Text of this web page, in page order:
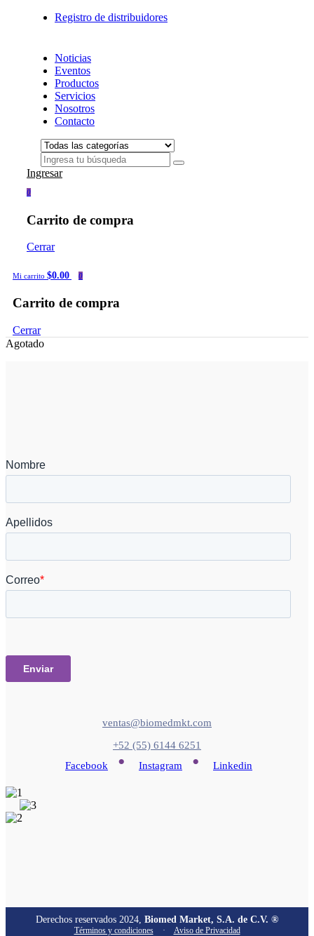
Registro de distribuidores
Noticias
Eventos
Productos
Servicios
Nosotros
Contacto
Ingresar
0
Carrito de compra
Cerrar
Mi carrito $0.00 0
Carrito de compra
Cerrar
Agotado
ventas@biomedmkt.com
+52 (55) 6144 6251
Facebook
• Instagram • Linkedin
Derechos reservados 2024, Biomed Market, S.A. de C.V. ®
Términos y condiciones · Aviso de Privacidad